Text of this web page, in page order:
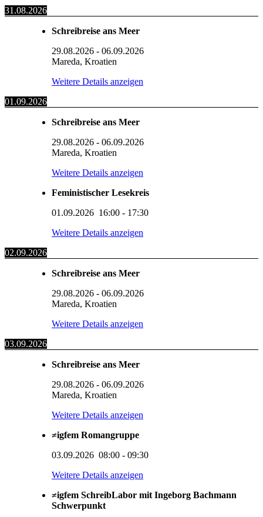
31.08.2026
Schreibreise ans Meer
29.08.2026 - 06.09.2026
Mareda, Kroatien
Weitere Details anzeigen
01.09.2026
Schreibreise ans Meer
29.08.2026 - 06.09.2026
Mareda, Kroatien
Weitere Details anzeigen
Feministischer Lesekreis
01.09.2026 16:00 - 17:30
Weitere Details anzeigen
02.09.2026
Schreibreise ans Meer
29.08.2026 - 06.09.2026
Mareda, Kroatien
Weitere Details anzeigen
03.09.2026
Schreibreise ans Meer
29.08.2026 - 06.09.2026
Mareda, Kroatien
Weitere Details anzeigen
≠igfem Romangruppe
03.09.2026 08:00 - 09:30
Weitere Details anzeigen
≠igfem SchreibLabor mit Ingeborg Bachmann
Schwerpunkt